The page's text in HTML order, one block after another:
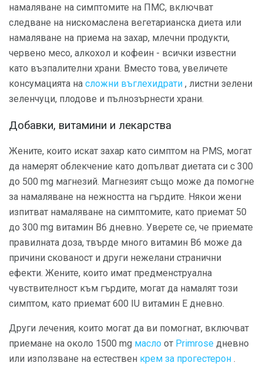
намаляване на симптомите на ПМС, включват
следване на нискомаслена вегетарианска диета или
намаляване на приема на захар, млечни продукти,
червено месо, алкохол и кофеин - всички известни
като възпалителни храни. Вместо това, увеличете
консумацията на сложни въглехидрати , листни зелени
зеленчуци, плодове и пълнозърнести храни.
Добавки, витамини и лекарства
Жените, които искат захар като симптом на PMS, могат
да намерят облекчение като допълват диетата си с 300
до 500 mg магнезий. Магнезият също може да помогне
за намаляване на нежността на гърдите. Някои жени
изпитват намаляване на симптомите, като приемат 50
до 300 mg витамин B6 дневно. Уверете се, че приемате
правилната доза, твърде много витамин В6 може да
причини скованост и други нежелани странични
ефекти. Жените, които имат предменструална
чувствителност към гърдите, могат да намалят този
симптом, като приемат 600 IU витамин Е дневно.
Други лечения, които могат да ви помогнат, включват
приемане на около 1500 mg масло от Primrose дневно
или използване на естествен крем за прогестерон .